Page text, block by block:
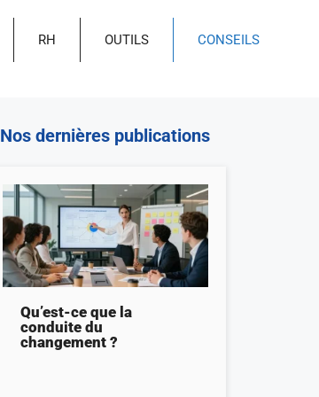
RH OUTILS CONSEILS
Nos dernières publications
Qu’est-ce que la
conduite du
changement ?